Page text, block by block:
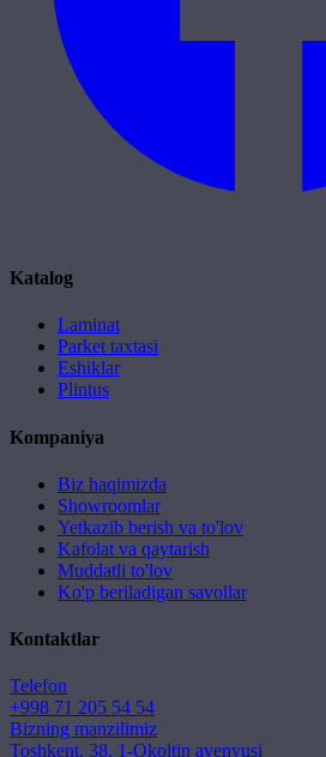
Katalog
Laminat
Parket taxtasi
Eshiklar
Plintus
Kompaniya
Biz haqimizda
Showroomlar
Yetkazib berish va to'lov
Kafolat va qaytarish
Muddatli to'lov
Ko'p beriladigan savollar
Kontaktlar
Telefon
+998 71 205 54 54
Bizning manzilimiz
Toshkent, 38, 1-Okoltin avenyusi